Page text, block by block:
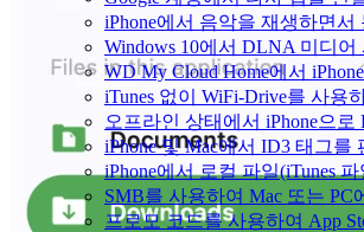
iPhone에서 음악을 재생하면
Windows 10에서 DLNA 미디
WD My Cloud Home에서
iTunes 없이 WiFi-Drive를 사용
오프라인 상태에서 iPhone으
iPhone 및 Mac에서 ID3 태그를
iPhone에서 로컬 파일(iTunes
SMB를 사용하여 Mac 또는 PC
프로모 코드를 사용하여 App